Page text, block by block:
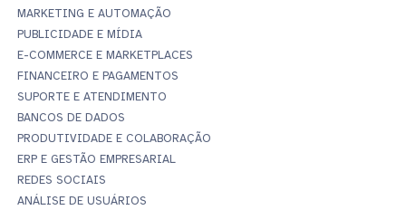
MARKETING E AUTOMAÇÃO
PUBLICIDADE E MÍDIA
E-COMMERCE E MARKETPLACES
FINANCEIRO E PAGAMENTOS
SUPORTE E ATENDIMENTO
BANCOS DE DADOS
PRODUTIVIDADE E COLABORAÇÃO
ERP E GESTÃO EMPRESARIAL
REDES SOCIAIS
ANÁLISE DE USUÁRIOS